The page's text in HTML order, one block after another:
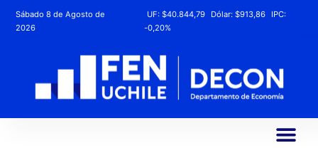
Sábado 8 de Agosto de
2026
UF:$40.844,79 Dólar:$913,86
IPC:
-0,20%